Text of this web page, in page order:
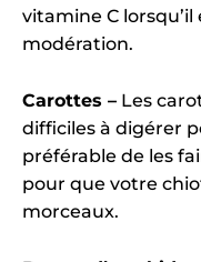
vitamine C
modération.
Carottes – Les
difficiles à digérer
préférable de les
pour que votre
morceaux.